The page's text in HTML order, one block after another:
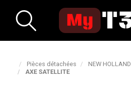
Pièces détachées NEW HOLLAND
AXE SATELLITE